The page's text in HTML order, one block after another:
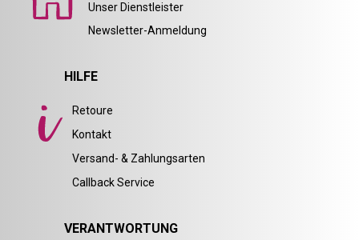
Unser Dienstleister
Newsletter-Anmeldung
HILFE
Retoure
Kontakt
Versand- & Zahlungsarten
Callback Service
VERANTWORTUNG